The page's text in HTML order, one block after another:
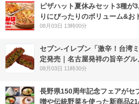
ピザハット夏休みセット3種が
りにぴったりのボリューム&お
08月03日 13時00分
セブン-イレブン「激辛！台湾
定発売｜名古屋発祥の旨辛グル
08月03日 11時30分
長野県150周年記念フェアが
噌や伝統野菜を使った新商品